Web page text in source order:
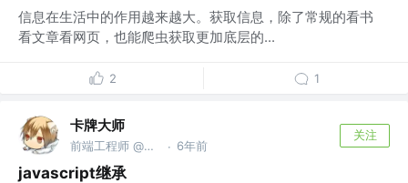
信息在生活中的作用越来越大。获取信息，除了常规的看书
看文章看网页，也能爬虫获取更加底层的...
2 1
卡牌大师
前端工程师 @前腾讯工程师 · 6年前
关注
javascript继承